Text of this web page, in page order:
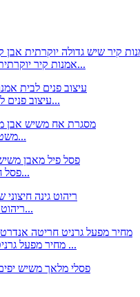
אמנות קיר יוקרתית גדולה משיש אבן כחולה לואיז רביע...
עיצוב פנים לבית אמנות קיר קישוט שיש לבן אגט...
משטח אח מודרני מגולף ביד מאבן משיש...
פסל חיה מעוטר בעבודת יד בגינה חיצונית...
ריהוט גינה חיצוני שולחנות אבן שיש משיש...
מחיר מפעל גרניט חריטה אנדרטאות בית קברות עם ...